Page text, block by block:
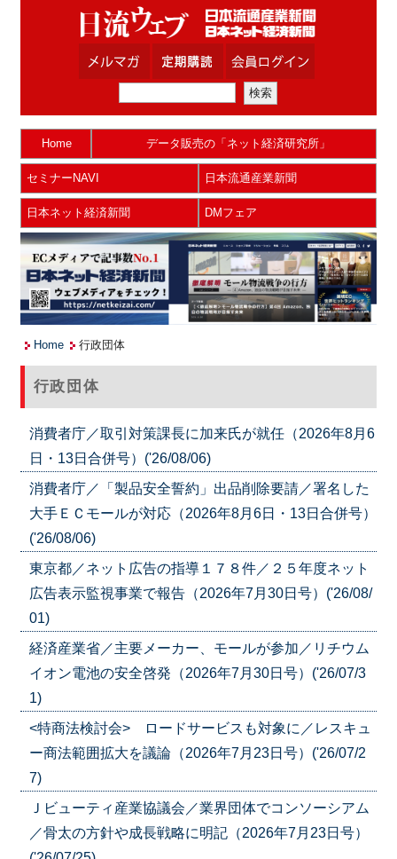
Home データ販売の「ネット経済研究所」
セミナーNAVI 日本流通産業新聞
日本ネット経済新聞 DMフェア
Home 行政団体
行政団体
消費者庁／取引対策課長に加来氏が就任（2026年8月6
日・13日合併号）('26/08/06)
消費者庁／「製品安全誓約」出品削除要請／署名した
大手ＥＣモールが対応（2026年8月6日・13日合併号）
('26/08/06)
東京都／ネット広告の指導１７８件／２５年度ネット
広告表示監視事業で報告（2026年7月30日号）('26/08/
01)
経済産業省／主要メーカー、モールが参加／リチウム
イオン電池の安全啓発（2026年7月30日号）('26/07/3
1)
<特商法検討会> ロードサービスも対象に／レスキュ
ー商法範囲拡大を議論（2026年7月23日号）('26/07/2
7)
Ｊビューティ産業協議会／業界団体でコンソーシアム
／骨太の方針や成長戦略に明記（2026年7月23日号）